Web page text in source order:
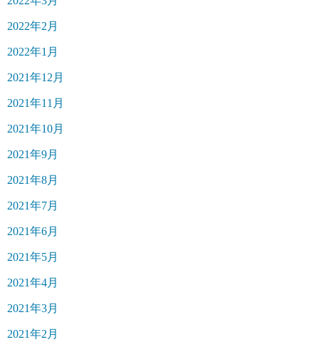
2022年2月
2022年1月
2021年12月
2021年11月
2021年10月
2021年9月
2021年8月
2021年7月
2021年6月
2021年5月
2021年4月
2021年3月
2021年2月